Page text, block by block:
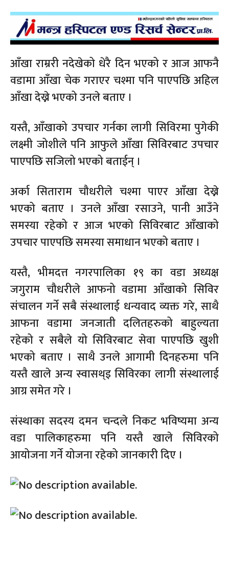
आँखा राम्ररी नदेखेको धेरै दिन भएको र आज आफनै
वडामा आँखा चेक गराएर चश्मा पनि पाएपछि अहिल
आँखा देख्ने भएको उनले बताए ।
यस्तै, आँखाको उपचार गर्नका लागी सिविरमा पुगेकी
लक्ष्मी जोशीले पनि आफुले आँखा सिविरबाट उपचार
पाएपछि सजिलो भएको बताईन् ।
अर्का सिताराम चौधरीले चश्मा पाएर आँखा देख्ने
भएको बताए । उनले आँखा रसाउने, पानी आउँने
समस्या रहेको र आज भएको सिविरबाट आँखाको
उपचार पाएपछि समस्या समाधान भएको बताए ।
यस्तै, भीमदत्त नगरपालिका १९ का वडा अध्यक्ष
जगुराम चौधरीले आफनो वडामा आँखाको सिविर
संचालन गर्ने सबै संस्थालाई धन्यवाद व्यक्त गरे, साथै
आफना वडामा जनजाती दलितहरुको बाहुल्यता
रहेको र सबैले यो सिविरबाट सेवा पाएपछि खुशी
भएको बताए । साथै उनले आगामी दिनहरुमा पनि
यस्तै खाले अन्य स्वासथ्इ सिविरका लागी संस्थालाई
आग्र समेत गरे ।
संस्थाका सदस्य दमन चन्दले निकट भविष्यमा अन्य
वडा पालिकाहरुमा पनि यस्तै खाले सिविरको
आयोजना गर्ने योजना रहेको जानकारी दिए ।